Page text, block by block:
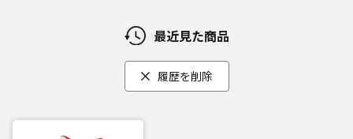
最近見た商品
履歴を削除